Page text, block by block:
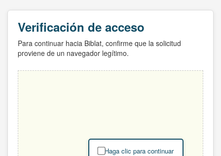
Verificación de acceso
Para continuar hacia Biblat, confirme que la solicitud
proviene de un navegador legítimo.
Haga clic para continuar